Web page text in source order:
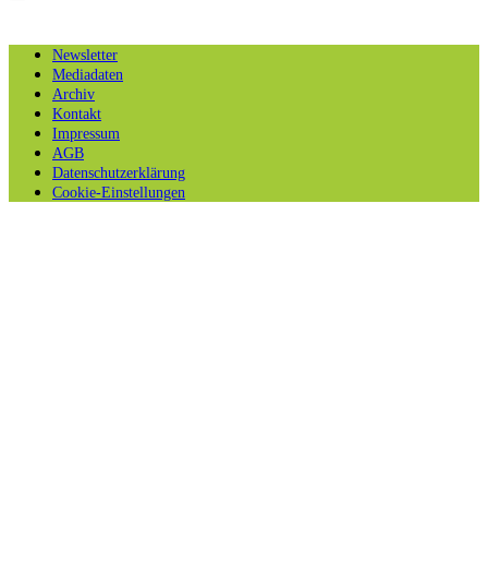
Newsletter
Mediadaten
Archiv
Kontakt
Impressum
AGB
Datenschutzerklärung
Cookie-Einstellungen